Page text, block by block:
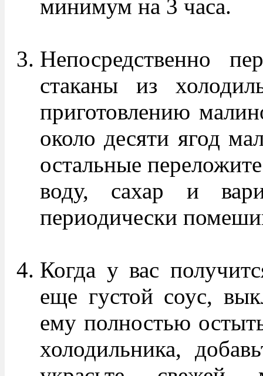
минимум на 3 часа.
Непосредственно
стаканы из
приготовлению
около десяти ягод
остальные
воду, сахар и
периодически
Когда у вас
еще густой соус,
ему полностью
холодильника,